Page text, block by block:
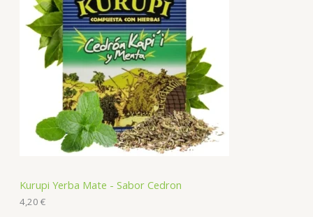
Kurupi Yerba Mate - Sabor Cedron
4,20 €